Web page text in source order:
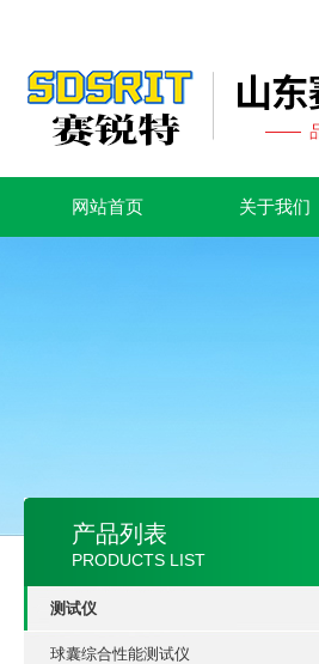
网站首页 关于我们
产品列表
PRODUCTS LIST
测试仪
球囊综合性能测试仪